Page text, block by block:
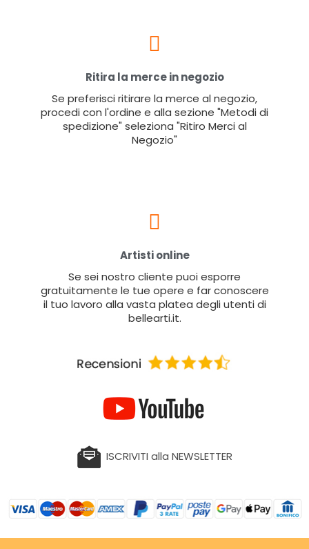
Ritira la merce in negozio
Se preferisci ritirare la merce al negozio,
procedi con l'ordine e alla sezione "Metodi di
spedizione" seleziona "Ritiro Merci al
Negozio"
Artisti online
Se sei nostro cliente puoi esporre
gratuitamente le tue opere e far conoscere
il tuo lavoro alla vasta platea degli utenti di
bellearti.it.
ISCRIVITI alla NEWSLETTER